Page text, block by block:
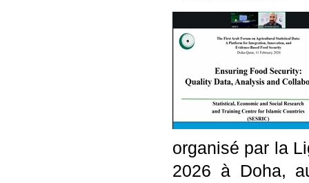
organisé par la
2026 à Doha,